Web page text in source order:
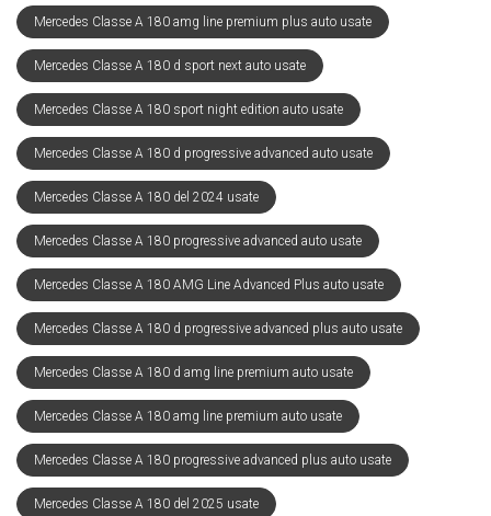
Mercedes Classe A 180 amg line premium plus auto usate
Mercedes Classe A 180 d sport next auto usate
Mercedes Classe A 180 sport night edition auto usate
Mercedes Classe A 180 d progressive advanced auto usate
Mercedes Classe A 180 del 2024 usate
Mercedes Classe A 180 progressive advanced auto usate
Mercedes Classe A 180 AMG Line Advanced Plus auto usate
Mercedes Classe A 180 d progressive advanced plus auto usate
Mercedes Classe A 180 d amg line premium auto usate
Mercedes Classe A 180 amg line premium auto usate
Mercedes Classe A 180 progressive advanced plus auto usate
Mercedes Classe A 180 del 2025 usate